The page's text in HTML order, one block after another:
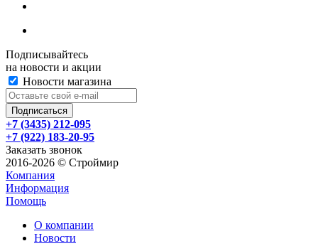
Подписывайтесь
на новости и акции
Новости магазина
+7 (3435) 212-095
+7 (922) 183-20-95
Заказать звонок
2016-2026 © Строймир
Компания
Информация
Помощь
О компании
Новости